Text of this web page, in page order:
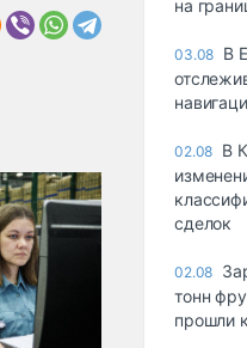
на
03.08 В
02.08 В
сделок
02.08
тонн
прошли